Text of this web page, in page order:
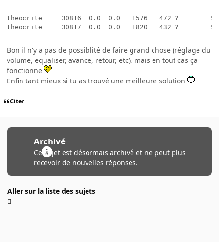
theocrite     30816  0.0  0.0   1576   472 ?
theocrite     30817  0.0  0.0   1820   432 ?
Bon il n'y a pas de possiblité de faire grand chose (réglage du
volume, equaliser, avance, retour, etc), mais en tout cas ça
fonctionne
Enfin tant mieux si tu as trouvé une meilleure solution
Citer
Archivé
Ce sujet est désormais archivé et ne peut plus
recevoir de nouvelles réponses.
Aller sur la liste des sujets